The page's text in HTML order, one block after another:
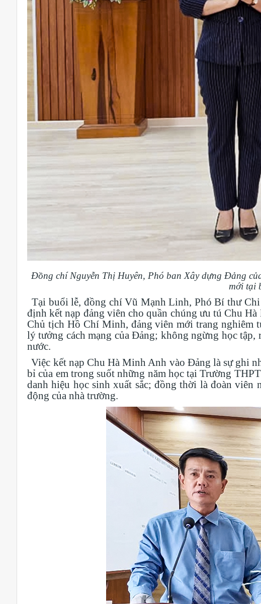
Đồng chí Nguyễn Thị Huyên, Phó ban Xây dựng Đảng
mới tại
Tại buổi lễ, đồng chí Vũ Mạnh Linh, Phó Bí thư
định kết nạp đảng viên cho quần chúng ưu tú Chu
Chủ tịch Hồ Chí Minh, đảng viên mới trang nghiêm
lý tưởng cách mạng của Đảng; không ngừng học
nước.
Việc kết nạp Chu Hà Minh Anh vào Đảng là sự ghi
bỉ của em trong suốt những năm học tại Trường
danh hiệu học sinh xuất sắc; đồng thời là đoàn
động của nhà trường.